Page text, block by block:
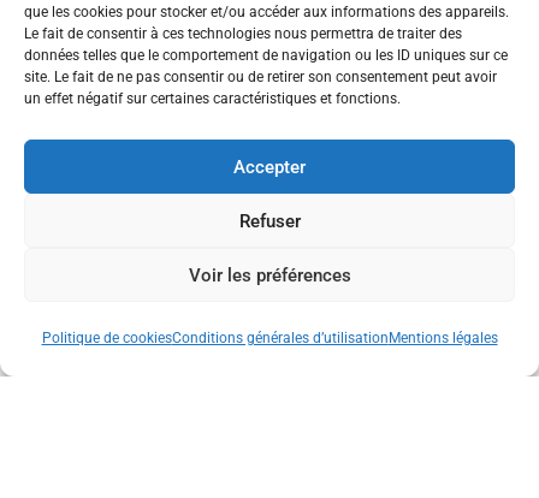
que les cookies pour stocker et/ou accéder aux informations des appareils.
Le fait de consentir à ces technologies nous permettra de traiter des
données telles que le comportement de navigation ou les ID uniques sur ce
site. Le fait de ne pas consentir ou de retirer son consentement peut avoir
un effet négatif sur certaines caractéristiques et fonctions.
Accepter
Refuser
Voir les préférences
Politique de cookiesConditions générales d’utilisation Mentions légales
Plan du site
Contact
© Des ronds dans l’eau – 2025